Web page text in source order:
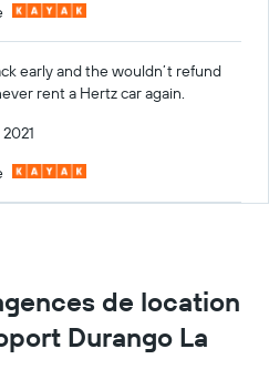
early and the wouldn’t refund
rent a Hertz car again.
de location
Durango La